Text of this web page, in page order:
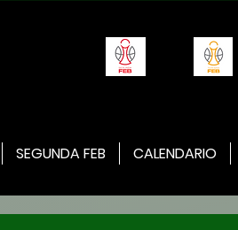
SEGUNDA FEB CALENDARIO